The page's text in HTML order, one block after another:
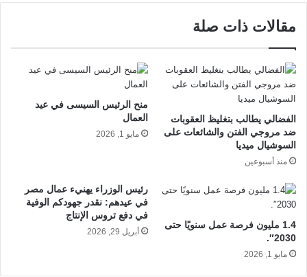
مقالات ذات صلة
الفضالي يطالب بتغليظ العقوبات
ضد مروجي الفتن والشائعات على
السوشيال ميديا
منذ أسبوعين
منح الرئيس السيسى في عيد
العمال
مايو 1, 2026
1.4 مليون فرصة عمل سنويًا حتى
2030″.
مايو 1, 2026
رئيس الوزراء يهنيء عمال مصر
في عيدهم: نقدر جهودكم الوفية
في دفع تروس الإنتاج
أبريل 29, 2026